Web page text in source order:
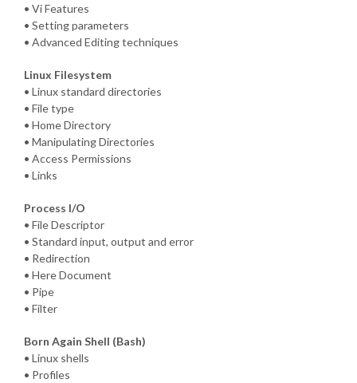
• Vi Features
• Setting parameters
• Advanced Editing techniques
Linux Filesystem
• Linux standard directories
• File type
• Home Directory
• Manipulating Directories
• Access Permissions
• Links
Process I/O
• File Descriptor
• Standard input, output and error
• Redirection
• Here Document
• Pipe
• Filter
Born Again Shell (Bash)
• Linux shells
• Profiles